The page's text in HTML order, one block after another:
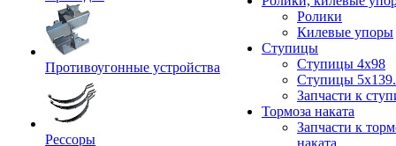
Противоугонные устройства
Рессоры
Ролики
Килевые упоры
Ступицы
Ступицы 4x98
Ступицы
Запчасти к
Тормоза наката
Запчасти к
наката